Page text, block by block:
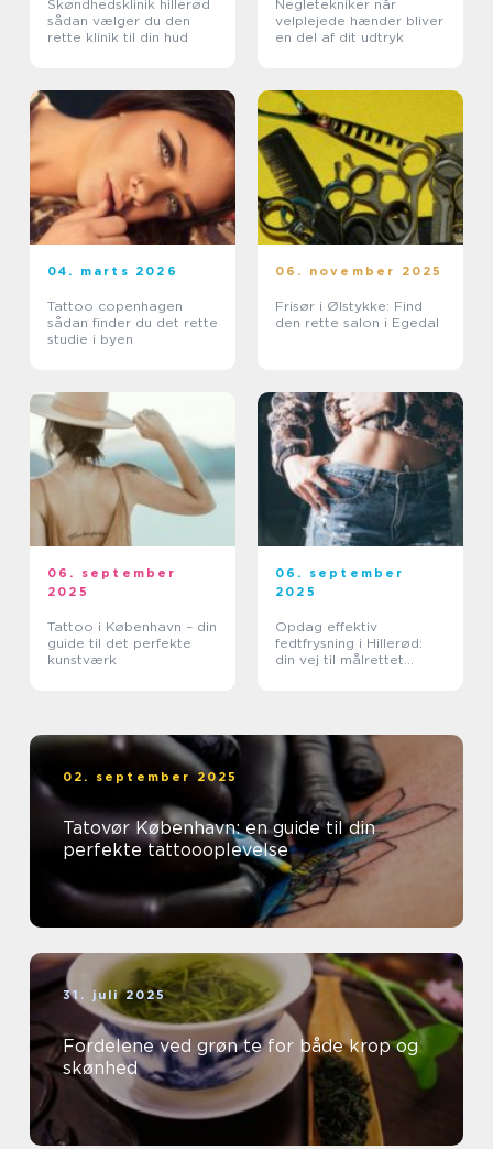
Skøndhedsklinik hillerød
sådan vælger du den
rette klinik til din hud
Negletekniker når
velplejede hænder bliver
en del af dit udtryk
04. marts 2026
Tattoo copenhagen
sådan finder du det rette
studie i byen
06. november 2025
Frisør i Ølstykke: Find
den rette salon i Egedal
06. september
2025
Tattoo i København – din
guide til det perfekte
kunstværk
06. september
2025
Opdag effektiv
fedtfrysning i Hillerød:
din vej til målrettet
02. september 2025
Tatovør København: en guide til din
perfekte tattoooplevelse
31. juli 2025
Fordelene ved grøn te for både krop og
skønhed